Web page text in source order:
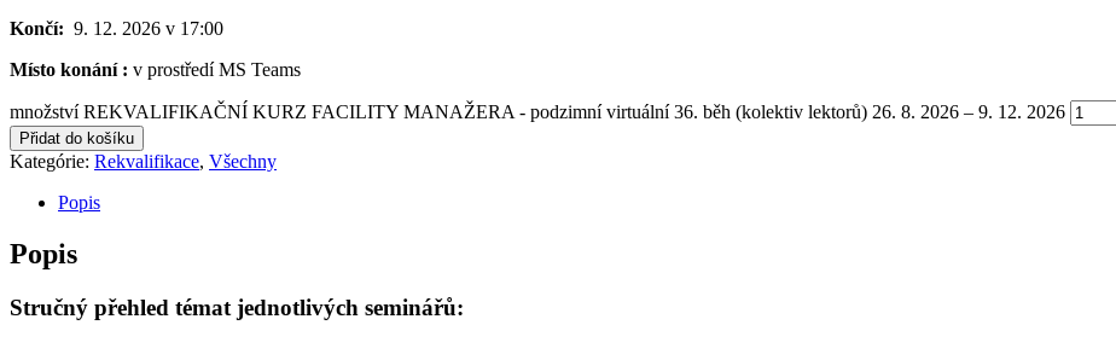
Končí: 9. 12. 2026 v 17:00
Místo konání : v prostředí MS Teams
množství REKVALIFIKAČNÍ KURZ FACILITY MANAŽERA - podzimní virtuální 36. běh (kolektiv lektorů) 26. 8. 2026 – 9. 12. 2026
Přidat do košíku
Kategórie: Rekvalifikace, Všechny
Popis
Popis
Stručný přehled témat jednotlivých seminářů: